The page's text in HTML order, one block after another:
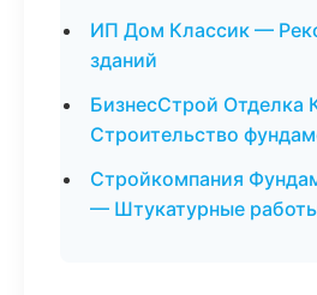
ИП Дом Классик —
зданий
БизнесСтрой Отделка
Строительство
Стройкомпания
— Штукатурные